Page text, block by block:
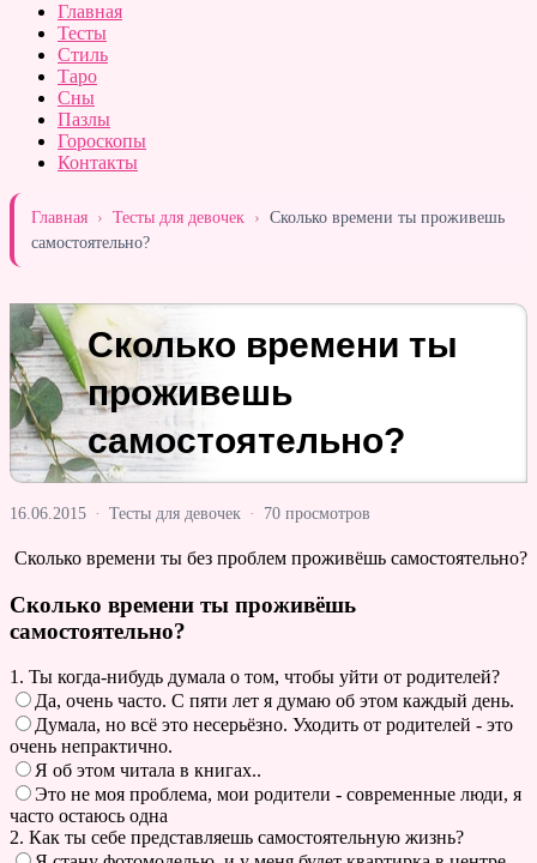
Главная
Тесты
Стиль
Таро
Сны
Пазлы
Гороскопы
Контакты
Главная › Тесты для девочек › Сколько времени ты проживешь
самостоятельно?
Сколько времени ты
проживешь
самостоятельно?
16.06.2015 · Тесты для девочек · 70 просмотров
Сколько времени ты без проблем проживёшь самостоятельно?
Сколько времени ты проживёшь
самостоятельно?
1. Ты когда-нибудь думала о том, чтобы уйти от родителей?
Да, очень часто. С пяти лет я думаю об этом каждый день.
Думала, но всё это несерьёзно. Уходить от родителей - это
очень непрактично.
Я об этом читала в книгах..
Это не моя проблема, мои родители - современные люди, я
часто остаюсь одна
2. Как ты себе представляешь самостоятельную жизнь?